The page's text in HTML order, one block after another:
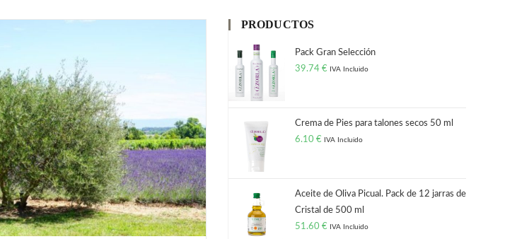
PRODUCTOS
Pack Gran Selección
39.74 € IVA Incluido
Crema de Pies para talones secos 50 ml
6.10 € IVA Incluido
Aceite de Oliva Picual. Pack de 12 jarras de
Cristal de 500 ml
51.60 € IVA Incluido